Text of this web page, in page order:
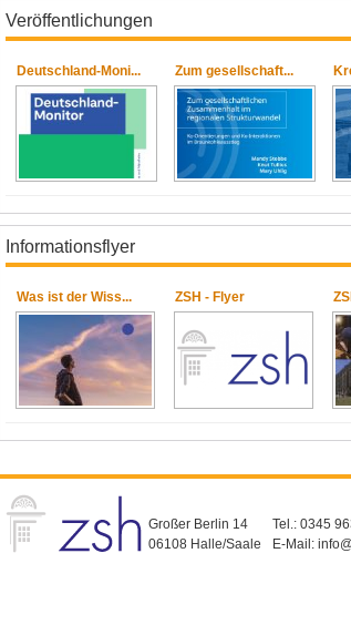
Veröffentlichungen
Deutschland-Moni... Zum gesellschaft...
Informationsflyer
Was ist der Wiss... ZSH - Flyer
Großer Berlin 14
06108 Halle/Saale
Tel.: 0345
E-Mail: